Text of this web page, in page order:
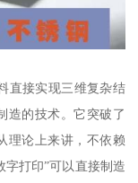
直接实现三维复杂结
造的技术。它突破了
理论上来讲，不依赖
字打印”可以直接制造